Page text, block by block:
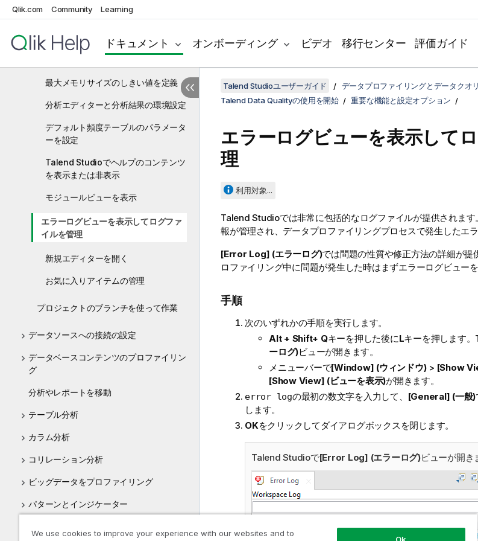
Qlik.com Community Learning
ドキュメント オンボーディング ビデオ 移行センター 評価ガイド
インポート
シノニムインデックスエディターを使
最大メモリサイズのしきい値を定義
分析エディターと分析結果の環境設定
デフォルト頻度テーブルのパラメータ
ーを設定
Talend Studioでヘルプのコンテンツ
を表示または非表示
モジュールビューを表示
エラーログビューを表示してログファ
イルを管理
新規エディターを開く
お気に入りアイテムの管理
プロジェクトのブランチを使って作業
データソースへの接続の設定
データベースコンテンツのプロファイリン
グ
分析やレポートを移動
テーブル分析
カラム分析
コリレーション分析
ビッグデータをプロファイリング
パターンとインジケーター
Talend Studioユーザーガイド
データプロファイリングとデータクオ
Talend Data Qualityの使用を開始
重要な機能と設定オプション
エラーログビューを表示して
理
利用対象...
Talend Studioでは非常に包括的なログファイルが提供されま
報が管理され、データプロファイリングプロセスで発生したエラ
[Error Log] (エラーログ)では問題の性質や修正方法の詳細が
ロファイリング中に問題が発生した時はまずエラーログビューを
手順
次のいずれかの手順を実行します。
Alt + Shift+ Qキーを押した後にLキーを押します。
ーログ)ビューが開きます。
メニューバーで[Window] (ウィンドウ)> [Show
[Show View] (ビューを表示)が開きます。
error logの最初の数文字を入力して、 [General] (一般)
します。
OKをクリックしてダイアログボックスを閉じます。
Talend Studioで[Error Log] (エラーログ)ビューが開き
We use cookies to improve your experience with our websites and to